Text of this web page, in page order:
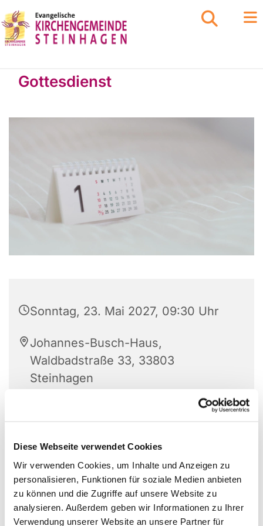
Diese Webseite verwendet Cookies
Wir verwenden Cookies, um Inhalte und Anzeigen zu
personalisieren, Funktionen für soziale Medien anbieten
zu können und die Zugriffe auf unsere Website zu
analysieren. Außerdem geben wir Informationen zu Ihrer
Verwendung unserer Website an unsere Partner für
Gottesdienst
Sonntag, 23. Mai 2027, 09:30 Uhr
Johannes-Busch-Haus,
Waldbadstraße 33, 33803
Steinhagen